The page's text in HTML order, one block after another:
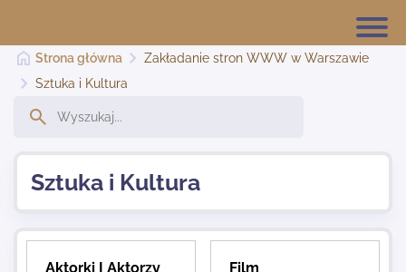
Najnowsze
Strona główna
Zakładanie stron WWW w Warszawie
Sztuka i Kultura
Sztuka i Kultura
Aktorki I Aktorzy Film